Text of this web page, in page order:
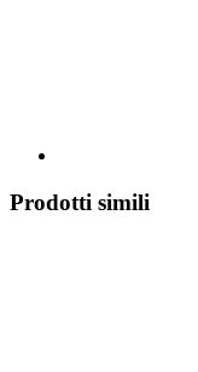
Prodotti simili